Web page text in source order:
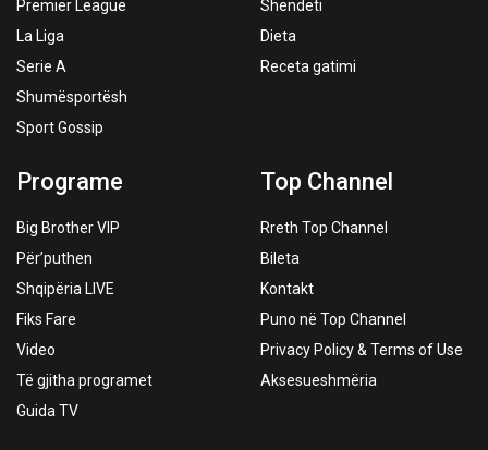
Premier League
La Liga
Serie A
Shumësportësh
Sport Gossip
Shëndeti
Dieta
Receta gatimi
Programe
Big Brother VIP
Për’puthen
Shqipëria LIVE
Fiks Fare
Video
Të gjitha programet
Guida TV
Top Channel
Rreth Top Channel
Bileta
Kontakt
Puno në Top Channel
Privacy Policy & Terms of Use
Aksesueshmëria